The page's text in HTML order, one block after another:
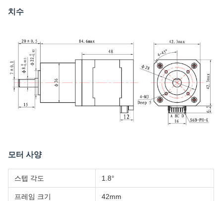
치수
모터 사양
스텝 각도 1.8°
프레임 크기 42mm